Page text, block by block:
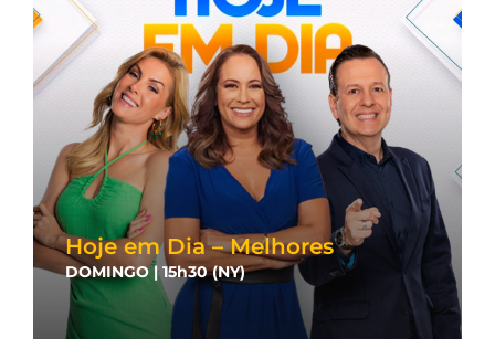
Hoje em Dia – Melhores
DOMINGO | 15h30 (NY)